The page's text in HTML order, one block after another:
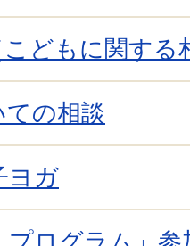
どもに関する
ての相談
ヨガ